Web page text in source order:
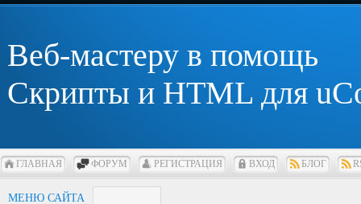
Веб-мастеру в помощь
Скрипты и HTML для
ГЛАВНАЯ ФОРУМ РЕГИСТРАЦИЯ ВХОД БЛОГ
МЕНЮ САЙТА